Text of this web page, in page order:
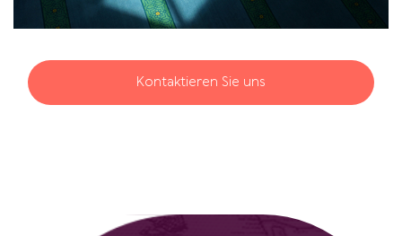
Kontaktieren Sie uns